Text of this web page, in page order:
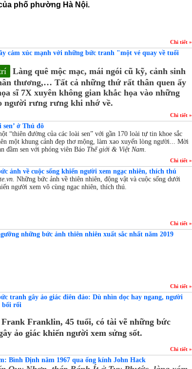
phố phường Hà Nội.
Chi tiết »
cảm xúc mạnh với những bức tranh "một vé quay về tuổi
Làng quê mộc mạc, mái ngói cũ kỹ, cảnh sinh
thương,… Tất cả những thứ rất thân quen ấy
sĩ 7X xuyên không gian khắc họa vào những
người rưng rưng khi nhớ về.
Chi tiết »
sen’ ở Thủ đô
“thiên đường của các loài sen” với gần 170 loài tự tin khoe sắc
một khung cảnh đẹp thơ mộng, làm xao xuyến lòng người... Mời
đầm sen với phóng viên Báo Thế giới & Việt Nam.
Chi tiết »
ảnh về cuộc sống khiến người xem ngạc nhiên, thích thú
Những bức ảnh về thiên nhiên, động vật và cuộc sống dưới
người xem vô cùng ngạc nhiên, thích thú.
Chi tiết »
những bức ảnh thiên nhiên xuất sắc nhất năm 2019
Chi tiết »
tranh gây ảo giác điên đảo: Dù nhìn dọc hay ngang, người
bối rối
Frank Franklin, 45 tuổi, có tài vẽ những bức
ảo giác khiến người xem sửng sốt.
Chi tiết »
Bình Định năm 1967 qua ống kính John Hack